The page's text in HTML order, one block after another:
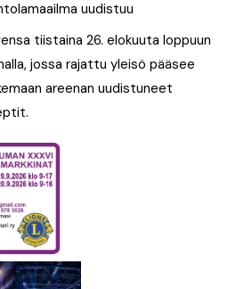
tiistaina 26. elokuuta loppuun
jossa rajattu yleisö pääsee
areenan uudistuneet